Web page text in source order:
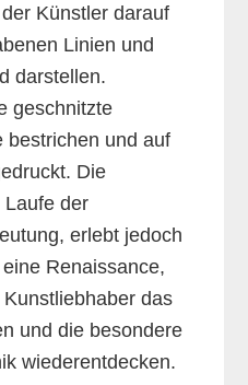
Künstler darauf
Linien und
darstellen.
geschnitzte
bestrichen und auf
Die
Laufe der
erlebt jedoch
Renaissance,
das
und die besondere
wiederentdecken.